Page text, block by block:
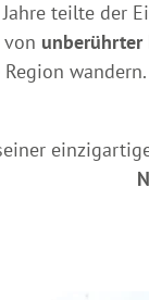
teilte der
unberührter